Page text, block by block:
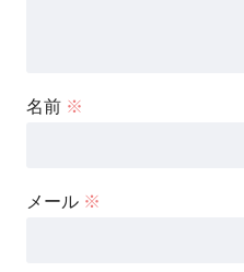
名前 ※
メール ※